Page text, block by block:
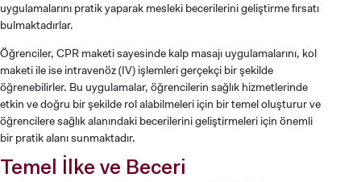
uygulamalarını pratik yaparak mesleki becerilerini geliştirme fırsatı
bulmaktadırlar.
Öğrenciler, CPR maketi sayesinde kalp masajı uygulamalarını, kol
maketi ile ise intravenöz (IV) işlemleri gerçekçi bir şekilde
öğrenebilirler. Bu uygulamalar, öğrencilerin sağlık hizmetlerinde
etkin ve doğru bir şekilde rol alabilmeleri için bir temel oluşturur ve
öğrencilere sağlık alanındaki becerilerini geliştirmeleri için önemli
bir pratik alanı sunmaktadır.
Temel İlke ve Beceri